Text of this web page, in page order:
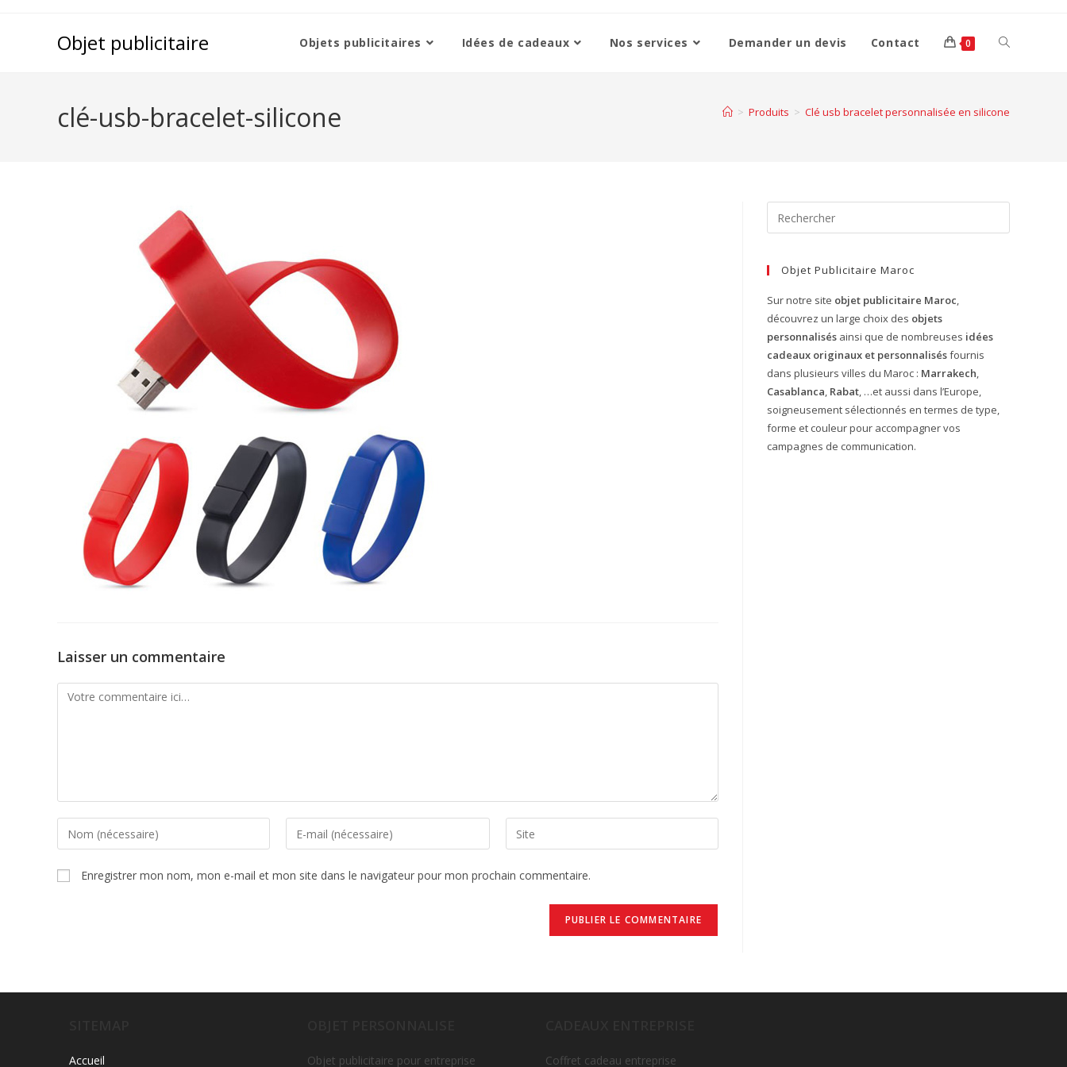
Objet publicitaire Objets publicitaires Idées de cadeaux Nos services Demander un devis Contact 0
clé-usb-bracelet-silicone > Produits > Clé usb bracelet personnalisée en silicone
Laisser un commentaire
Enregistrer mon nom, mon e-mail et mon site dans le navigateur pour mon prochain commentaire.
Objet Publicitaire Maroc
Sur notre site objet publicitaire Maroc,
découvrez un large choix des objets
personnalisés ainsi que de nombreuses idées
cadeaux originaux et personnalisésfournis
dans plusieurs villes du Maroc : Marrakech,
Casablanca, Rabat, …et aussi dans l’Europe,
soigneusement sélectionnés en termes de type,
forme et couleur pour accompagner vos
campagnes de communication.
Accueil Objet publicitaire pour entreprise Coffret cadeau entreprise